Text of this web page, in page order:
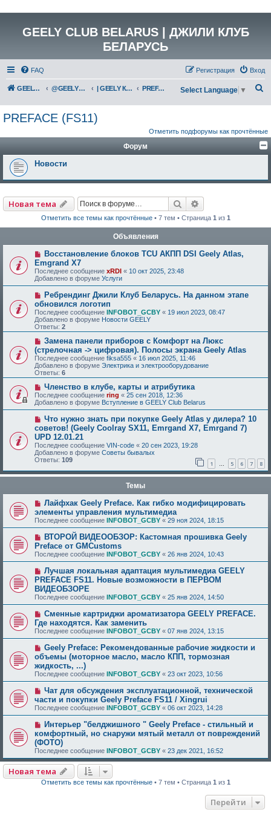
GEELY CLUB BELARUS | ДЖИЛИ КЛУБ
БЕЛАРУСЬ
FAQ Вход
Регистрация
GEELY Club Belarus @GEELYCLUBBY | GEELY КАТАЛОГ PREFACE (FS11)
с
к
Select Language ▼
PREFACE (FS11)
Отметить подфорумы как прочтённые
Форум
Новости
Новая тема Поиск
Отметить все темы как прочтённые• 7 тем • Страница 1 из 1
Объявления
Восстановление блоков TCU АКПП DSI Geely Atlas,
Emgrand X7
Последнее сообщение xRDI « 10 окт 2025, 23:48
Добавлено в форуме Услуги
Ребрендинг Джили Клуб Беларусь. На данном этапе
обновился логотип
Последнее сообщение INFOBOT_GCBY « 19 июл 2023, 08:47
Добавлено в форуме Новости GEELY
Ответы: 2
Замена панели приборов с Комфорт на Люкс
(стрелочная -> цифровая). Полосы экрана Geely Atlas
Последнее сообщение fiksa555 « 16 июл 2025, 11:46
Добавлено в форуме Электрика и электрооборудование
Ответы: 6
Членство в клубе, карты и атрибутика
Последнее сообщение ring « 25 сен 2018, 12:36
Добавлено в форуме Вступление в GEELY Club Belarus
Что нужно знать при покупке Geely Atlas у дилера? 10
советов! (Geely Coolray SX11, Emrgand X7, Emrgand 7)
UPD 12.01.21
Последнее сообщение VIN-code « 20 сен 2023, 19:28
Добавлено в форуме Советы бывалых
Ответы: 109 1 … 5 6 7 8
Темы
Лайфхак Geely Preface. Как гибко модифицировать
элементы управления мультимедиа
Последнее сообщение INFOBOT_GCBY « 29 ноя 2024, 18:15
ВТОРОЙ ВИДЕООБЗОР: Кастомная прошивка Geely
Preface от GMCustoms
Последнее сообщение INFOBOT_GCBY « 26 янв 2024, 10:43
Лучшая локальная адаптация мультимедиа GEELY
PREFACE FS11. Новые возможности в ПЕРВОМ
ВИДЕОБЗОРЕ
Последнее сообщение INFOBOT_GCBY « 25 янв 2024, 14:50
Сменные картриджи ароматизатора GEELY PREFACE.
Где находятся. Как заменить
Последнее сообщение INFOBOT_GCBY « 07 янв 2024, 13:15
Geely Preface: Рекомендованные рабочие жидкости и
объемы (моторное масло, масло КПП, тормозная
жидкость, ...)
Последнее сообщение INFOBOT_GCBY « 23 окт 2023, 10:56
Чат для обсуждения эксплуатационной, технической
части и покупки Geely Preface FS11 / Xingrui
Последнее сообщение INFOBOT_GCBY « 06 окт 2023, 14:28
Интерьер "белджишного " Geely Preface - стильный и
комфортный, но снаружи мятый металл от повреждений
(ФОТО)
Последнее сообщение INFOBOT_GCBY « 23 дек 2021, 16:52
Новая тема
Отметить все темы как прочтённые• 7 тем • Страница 1 из 1
Перейти